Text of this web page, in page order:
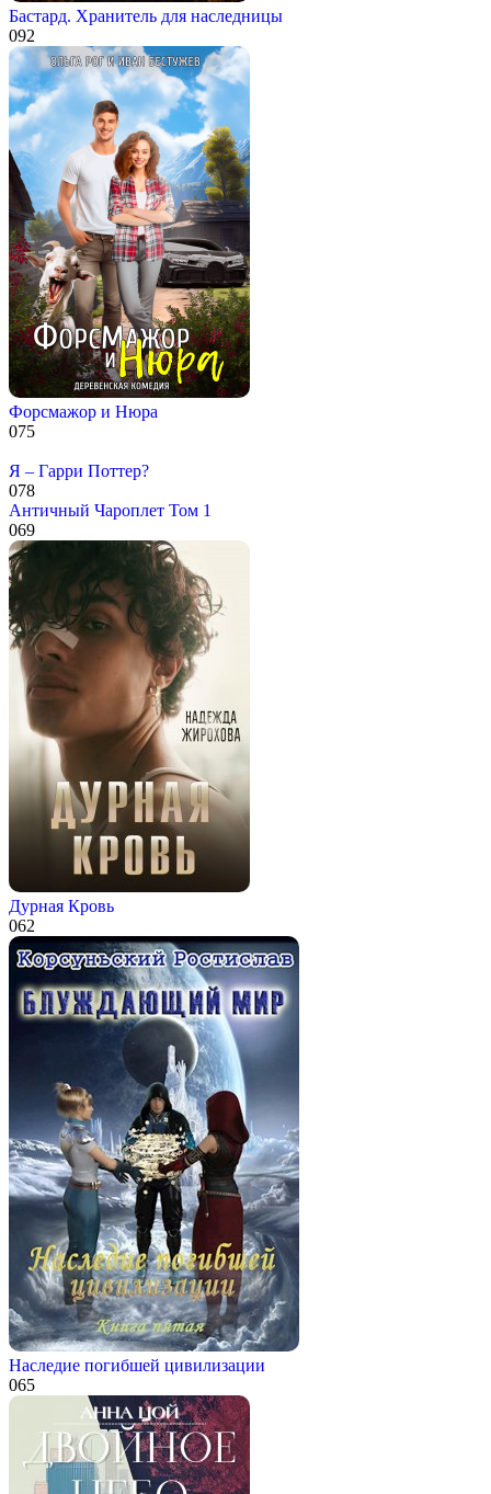
Бастард. Хранитель для наследницы
092
Форсмажор и Нюра
075
Я – Гарри Поттер?
078
Античный Чароплет Том 1
069
Дурная Кровь
062
Наследие погибшей цивилизации
065